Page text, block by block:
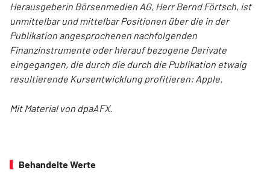
Herausgeberin Börsenmedien AG, Herr Bernd Förtsch, ist
unmittelbar und mittelbar Positionen über die in der
Publikation angesprochenen nachfolgenden
Finanzinstrumente oder hierauf bezogene Derivate
eingegangen, die durch die durch die Publikation etwaig
resultierende Kursentwicklung profitieren: Apple.
Mit Material von dpaAFX.
Behandelte Werte